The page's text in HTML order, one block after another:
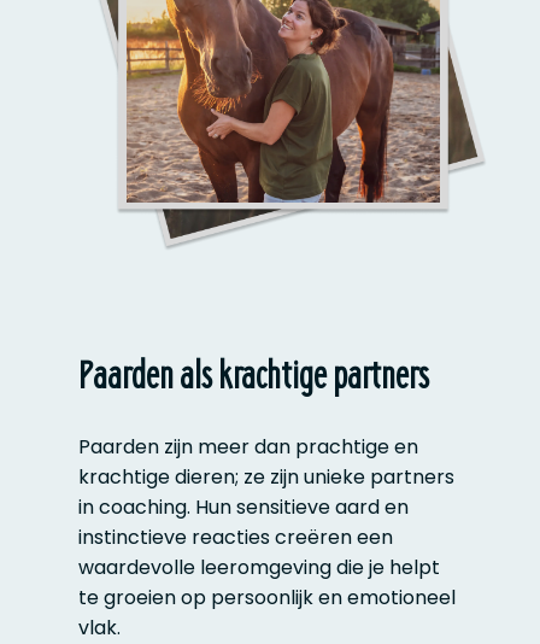
Paarden als krachtige partners
Paarden zijn meer dan prachtige en
krachtige dieren; ze zijn unieke partners
in coaching. Hun sensitieve aard en
instinctieve reacties creëren een
waardevolle leeromgeving die je helpt
te groeien op persoonlijk en emotioneel
vlak.